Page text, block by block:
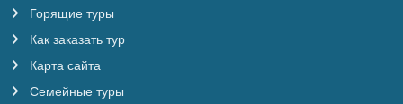
Горящие туры
Как заказать тур
Карта сайта
Семейные туры